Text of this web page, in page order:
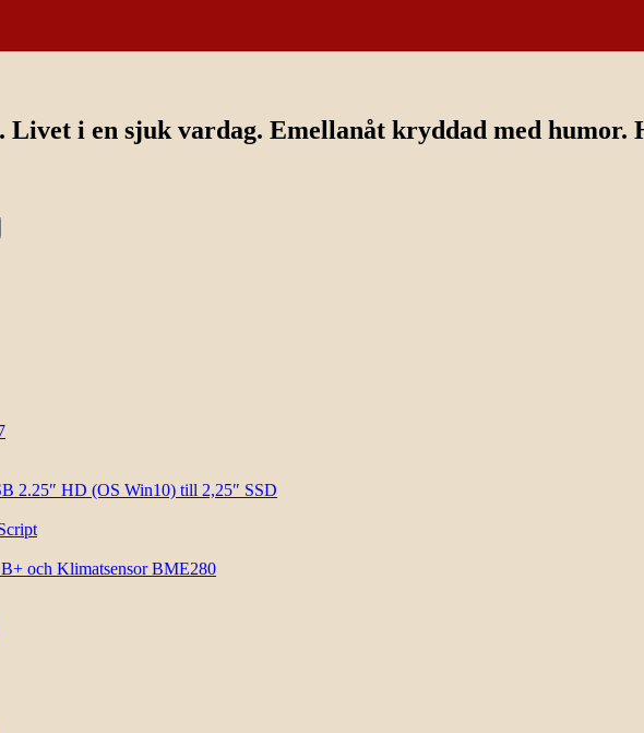
Livet i en sjuk vardag. Emellanåt kryddad med humor.
2.25″ HD (OS Win10) till 2,25″ SSD
och Klimatsensor BME280